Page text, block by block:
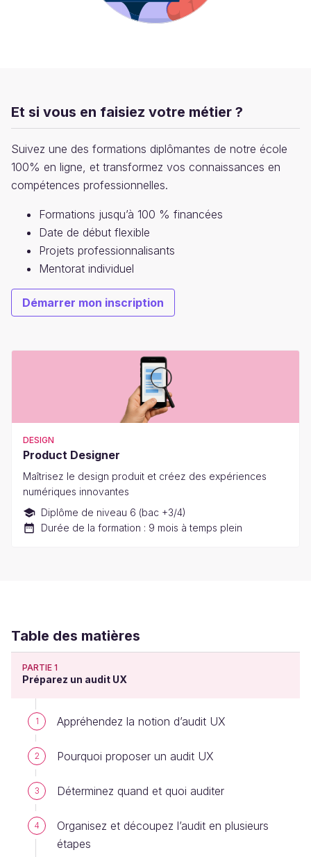
Et si vous en faisiez votre métier ?
Suivez une des formations diplômantes de notre école
100% en ligne, et transformez vos connaissances en
compétences professionnelles.
Formations jusqu’à 100 % financées
Date de début flexible
Projets professionnalisants
Mentorat individuel
Démarrer mon inscription
DESIGN
Product Designer
Maîtrisez le design produit et créez des expériences
numériques innovantes
Diplôme de niveau 6 (bac +3/4)
Durée de la formation : 9 mois à temps plein
Table des matières
PARTIE 1
Préparez un audit UX
1 Appréhendez la notion d’audit UX
2 Pourquoi proposer un audit UX
3 Déterminez quand et quoi auditer
4
Organisez et découpez l’audit en plusieurs
étapes